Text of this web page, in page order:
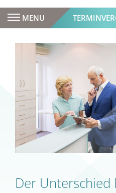
MENU
Der Unterschied